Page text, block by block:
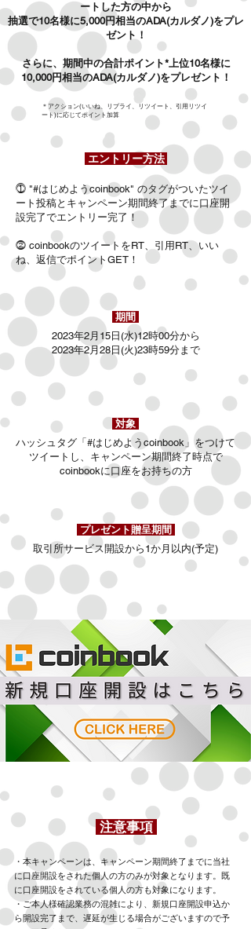
ートした方の中から
抽選で10名様に5,000円相当のADA(カルダノ)をプレ
ゼント！
さらに、期間中の合計ポイント​*上位10名様に
10,000円相当のADA(カルダノ)をプレゼント！
​＊アクション(いいね、リプライ、リツイート、引用リツイ
ート)に応じてポイント加算
エントリー方法
⓵ "#はじめようcoinbook" のタグがついたツイ
ート投稿とキャンペーン期間終了までに口座開
設完了でエントリー完了！
⓶ coinbookのツイートをRT、引用RT、いい
ね、返信でポイント GET！
​ 注意事項
・本キャンペーンは、キャンペーン期間終了までに当社
に口座開設をされた個人の方のみが対象となります。既
に口座開設をされている個人の方も対象になります。
・ご本人様確認業務の混雑により、新規口座開設申込か
ら開設完了まで、遅延が生じる場合がございますので予
対象
ハッシュタグ「#はじめようcoinbook」をつけて
ツイートし、キャンペーン期間終了時点で
coinbookに口座をお持ちの方
プレゼント贈呈期間
取引所サービス開設から1か月以内(予定)
期間
2023年2月15日(水)12時00分から
2023年2月28日(火)23時59分まで